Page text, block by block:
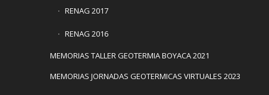
RENAG 2017
RENAG 2016
MEMORIAS TALLER GEOTERMIA BOYACA 2021
MEMORIAS JORNADAS GEOTERMICAS VIRTUALES 2023